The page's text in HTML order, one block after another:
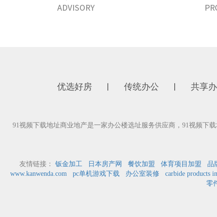
优选好房 传统办公 共享
91视频下载地址商业地产是一家办公楼选址服务供应商，91视频下
友情链接： 钣金加工 日本房产网 餐饮加盟 体育项目加盟
品
www.kanwenda.com
pc单机游戏下载 办公室装修
carbide products
零